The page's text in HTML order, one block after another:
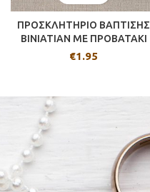
ΠΡΟΣΚΛΗΤΗΡΙΟ ΒΑΠΤΙΣΗΣ
BINIATIAN ME ΠΡΟΒΑΤΑΚΙ
€1.95